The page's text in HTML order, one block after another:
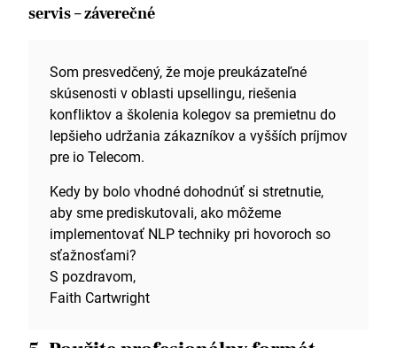
servis – záverečné
Som presvedčený, že moje preukázateľné
skúsenosti v oblasti upsellingu, riešenia
konfliktov a školenia kolegov sa premietnu do
lepšieho udržania zákazníkov a vyšších príjmov
pre io Telecom.
Kedy by bolo vhodné dohodnúť si stretnutie,
aby sme prediskutovali, ako môžeme
implementovať NLP techniky pri hovoroch so
sťažnosťami?
S pozdravom,
Faith Cartwright